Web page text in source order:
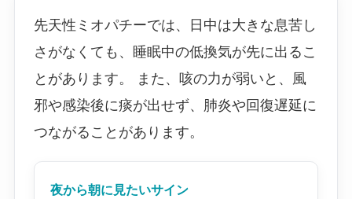
先天性ミオパチーでは、日中は大きな息苦し
さがなくても、睡眠中の低換気が先に出るこ
とがあります。 また、咳の力が弱いと、風
邪や感染後に痰が出せず、肺炎や回復遅延に
つながることがあります。
夜から朝に見たいサイン